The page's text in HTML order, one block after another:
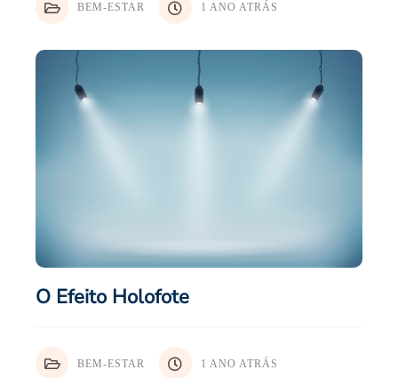
BEM-ESTAR 1 ANO ATRÁS
O Efeito Holofote
BEM-ESTAR 1 ANO ATRÁS